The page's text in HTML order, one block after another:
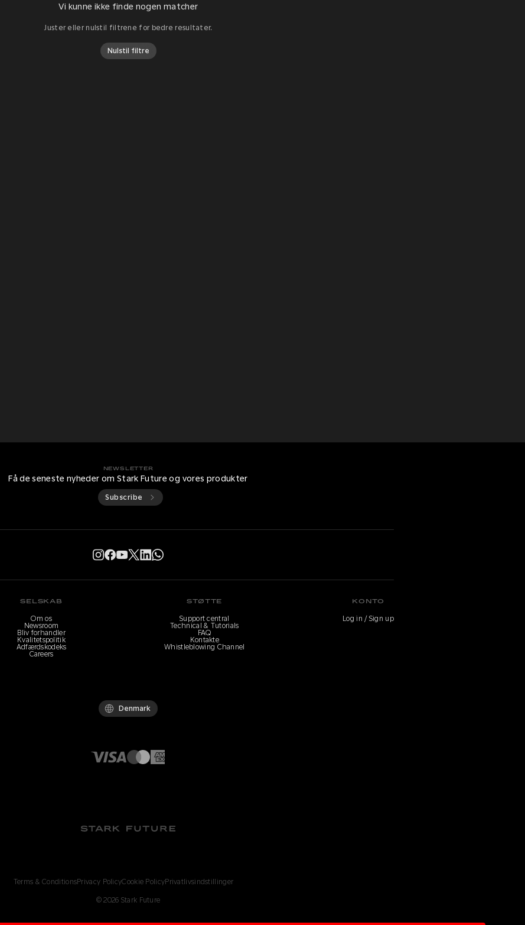
Vi kunne ikke finde nogen matcher
Juster eller nulstil filtrene for bedre resultater.
Nulstil filtre
NEWSLETTER
Få de seneste nyheder om Stark Future og vores produkter
Subscribe
SELSKAB
Om os
Newsroom
Bliv forhandler
Kvalitetspolitik
Adfærdskodeks
Careers
STØTTE
Support central
Technical & Tutorials
FAQ
Kontakte
Whistleblowing Channel
KONTO
Log in / Sign up
Denmark
Terms & ConditionsPrivacy PolicyCookie PolicyPrivatlivsindstillinger
©2026 Stark Future